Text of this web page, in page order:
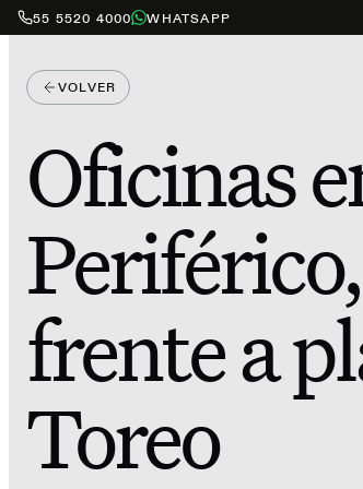
55 5520 4000 WHATSAPP
VOLVER
Oficinas
frente a
Toreo